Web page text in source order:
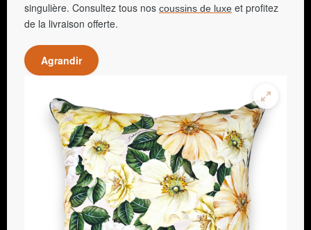
singulière. Consultez tous nos coussins de luxe et profitez
de la livraison offerte.
Agrandir